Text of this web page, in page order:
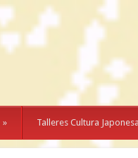
» Talleres Cultura